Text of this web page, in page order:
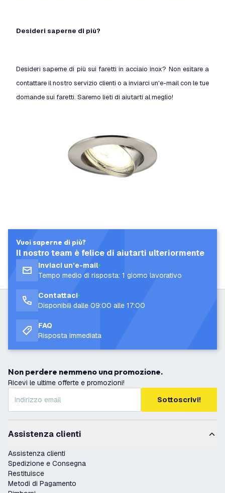
Desideri saperne di più?
Desideri saperne di più sui faretti in acciaio inox? Non esitare a
contattare il nostro servizio clienti o a inviarci un'e-mail con le tue
domande sui faretti. Saremo lieti di aiutarti al meglio!
Vuoi saperne di più?
Il nostro team è felice di aiutarti ulteriormente
Inviaci un’e-mail
Tempo medio di risposta: 1 giorno lavorativo
Contattaci
Disponibili dalle 09:00 alle 17:00
FAQ
Risposta immediata
Non perdere nemmeno una promozione.
Ricevi le ultime offerte e promozioni!
Sottoscrivi!
Assistenza clienti
Assistenza clienti
Spedizione e Consegna
Restituisce
Metodi di Pagamento